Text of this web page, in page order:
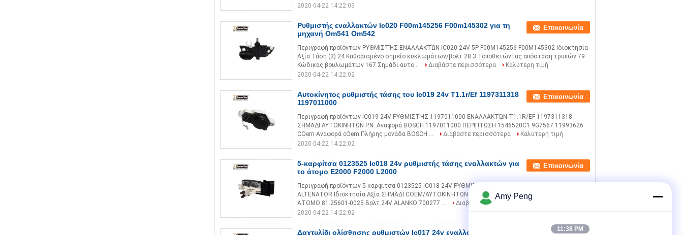
2020-04-22 14:22:03
Ρυθμιστής εναλλακτών Ic020 F00m145256 F00m145302 για τη
μηχανή Om541 Om542
Επικοινωνία
Περιγραφή προϊόντων ΡΥΘΜΙΣΤΉΣ ΕΝΑΛΛΑΚΤΏΝ IC020 24V 5P F00M145256 F00M145302 Ιδιοκτησία
Αξία Τάση (β) 24 Καθορισμένο σημείο κυκλωμάτων/βολτ 28.3 Τοποθετώντας απόσταση τρυπών 79
Κώδικας βουλωμάτων 167 Σημάδι αυτο...
Διαβάστε περισσότερα
Καλύτερη τιμή
2020-04-22 14:22:02
Αυτοκίνητος ρυθμιστής τάσης του Ic019 24v T1.1r/Ef 1197311318
1197011000
Επικοινωνία
Περιγραφή προϊόντων IC019 24V ΡΥΘΜΙΣΤΉΣ 1197011000 ΕΝΑΛΛΑΚΤΏΝ T1.1R/EF 1197311318
ΣΗΜΑΔΙ ΑΥΤΟΚΙΝΗΤΩΝ P.N. Αναφορά BOSCH 1197011000 ΠΕΡΙΠΤΩΣΗ 1546520C1 9G7567 11993626
COem Αναφορά cOem Πλήρης μονάδα BOSCH ...
Διαβάστε περισσότερα
Καλύτερη τιμή
2020-04-22 14:22:02
5-καρφίτσα 0123525 Ic018 24v ρυθμιστής τάσης εναλλακτών για
το άτομο E2000 F2000 L2000
Επικοινωνία
Περιγραφή προϊόντων 5-καρφίτσα 0123525 IC018 24V ΡΥΘΜΙΣΤΉΣ 1197311554 1197311558
ALTENATOR Ιδιοκτησία Αξία ΣΗΜΆΔΙ COEM/ΑΥΤΟΚΙΝΉΤΩΝ Αναφορά cOem/P.N. Εμπορικό σήμα YTM
ΑΤΟΜΟ 81.25601-0025 Βολτ 24V ALANKO 700277 ...
Διαβάστε περισσότερα
2020-04-22 14:22:02
Δαχτυλίδι ολίσθησης ρυθμιστών Ic017 24v εναλλακτών της
Amy Peng
11:38 PM